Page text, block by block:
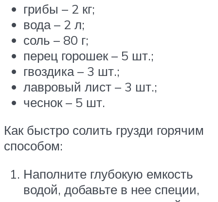
грибы – 2 кг;
вода – 2 л;
соль – 80 г;
перец горошек – 5 шт.;
гвоздика – 3 шт.;
лавровый лист – 3 шт.;
чеснок – 5 шт.
Как быстро солить грузди горячим
способом:
Наполните глубокую емкость
водой, добавьте в нее специи,